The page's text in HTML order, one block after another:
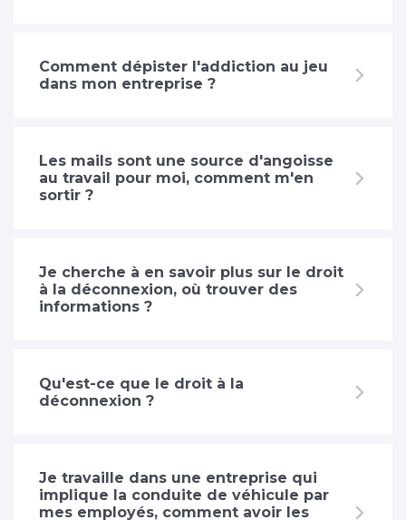
Comment dépister l'addiction au jeu
dans mon entreprise ?
Les mails sont une source d'angoisse
au travail pour moi, comment m'en
sortir ?
Je cherche à en savoir plus sur le droit
à la déconnexion, où trouver des
informations ?
Qu'est-ce que le droit à la
déconnexion ?
Je travaille dans une entreprise qui
implique la conduite de véhicule par
mes employés, comment avoir les